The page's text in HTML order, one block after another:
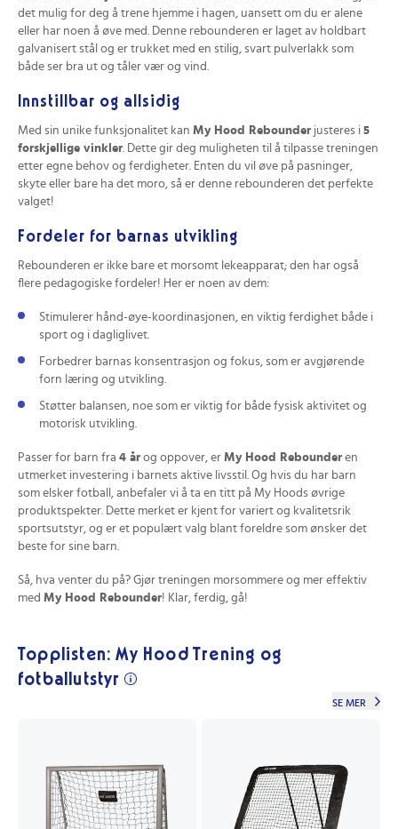
det mulig for deg å trene hjemme i hagen, uansett om du er alene
eller har noen å øve med. Denne rebounderen er laget av holdbart
galvanisert stål og er trukket med en stilig, svart pulverlakk som
både ser bra ut og tåler vær og vind.
Innstillbar og allsidig
Med sin unike funksjonalitet kan My Hood Rebounder justeres i 5
forskjellige vinkler . Dette gir deg muligheten til å tilpasse treningen
etter egne behov og ferdigheter. Enten du vil øve på pasninger,
skyte eller bare ha det moro, så er denne rebounderen det perfekte
valget!
Fordeler for barnas utvikling
Rebounderen er ikke bare et morsomt lekeapparat; den har også
flere pedagogiske fordeler! Her er noen av dem:
Stimulerer hånd-øye-koordinasjonen, en viktig ferdighet både i
sport og i dagliglivet.
Forbedrer barnas konsentrasjon og fokus, som er avgjørende
forn læring og utvikling.
Støtter balansen, noe som er viktig for både fysisk aktivitet og
motorisk utvikling.
Passer for barn fra 4 år og oppover, er My Hood Rebounder en
utmerket investering i barnets aktive livsstil. Og hvis du har barn
som elsker fotball, anbefaler vi å ta en titt på My Hoods øvrige
produktspekter. Dette merket er kjent for variert og kvalitetsrik
sportsutstyr, og er et populært valg blant foreldre som ønsker det
beste for sine barn.
Så, hva venter du på? Gjør treningen morsommere og mer effektiv
med My Hood Rebounder! Klar, ferdig, gå!
Topplisten: My Hood Trening og
fotballutstyr
SE MER